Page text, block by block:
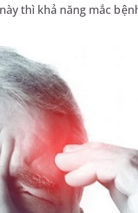
thì khả năng mắc